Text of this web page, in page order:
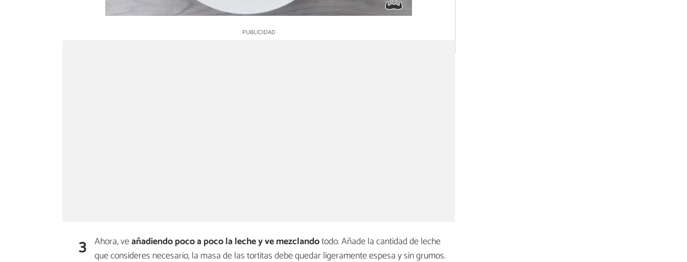
3 Ahora, veañadiendo poco a poco la leche y ve mezclandotodo. Añade la cantidad de leche
que consideres necesario, la masa de las tortitas debe quedar ligeramente espesa y sin grumos.